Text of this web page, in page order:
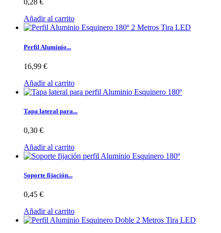
0,28 €
Añadir al carrito
Perfil Aluminio...
16,99 €
Añadir al carrito
Tapa lateral para...
0,30 €
Añadir al carrito
Soporte fijación...
0,45 €
Añadir al carrito